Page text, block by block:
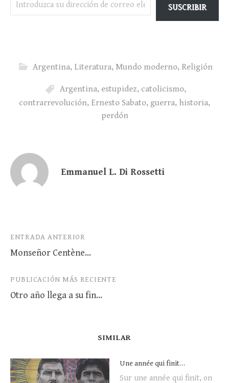
SUSCRIBIR
Argentina, Literatura, Mundo moderno, Religión
Argentina, estupidez, catolicismo,
contrarrevolución, Ernesto Sabato, guerra, historia,
perdón
Emmanuel L. Di Rossetti
Navegación
de
entradas
ENTRADA ANTERIOR
Monseñor Centène…
PUBLICACIÓN MÁS RECIENTE
Otro año llega a su fin…
SIMILAR
Une année qui finit…
Sur une année qui finit, on